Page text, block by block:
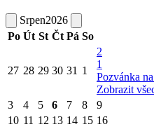
Srpen2026
Po Út St Čt Pá So
27 28 29 30 31 1
2
1
Pozvánka
Zobrazit
3
4 5 6 7 8
9
10 11 12 13 14 15 16